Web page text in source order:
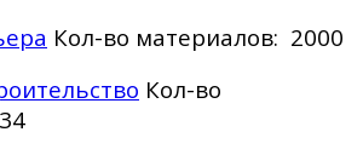
Кол-во материалов: 2000
Кол-во